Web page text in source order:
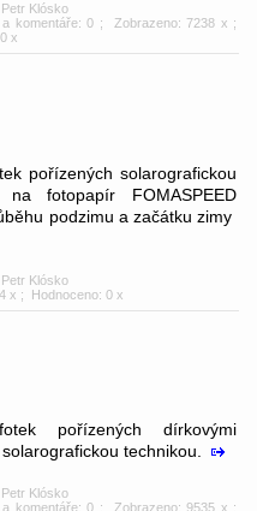
Petr Klósko
komentáře: 0 ; Zobrazeno: 7238 x ;
x
pořízených solarografickou
na fotopapír FOMASPEED
podzimu a začátku zimy
Petr Klósko
x ; Hodnoceno: 0 x
pořízených dírkovými
technikou.
Petr Klósko
komentáře: 0 ; Zobrazeno: 9535 x ;